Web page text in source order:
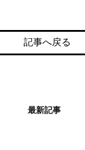
記事へ戻る
最新記事